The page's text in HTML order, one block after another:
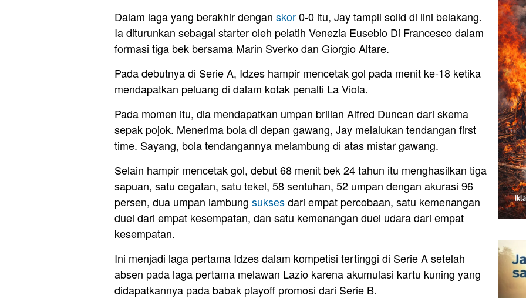
Dalam laga yang berakhir dengan skor0-0 itu, Jay tampil solid di lini belakang.
Ia diturunkan sebagai starter oleh pelatih Venezia Eusebio Di Francesco dalam
formasi tiga bek bersama Marin Sverko dan Giorgio Altare.
Pada debutnya di Serie A, Idzes hampir mencetak gol pada menit ke-18 ketika
mendapatkan peluang di dalam kotak penalti La Viola.
Pada momen itu, dia mendapatkan umpan brilian Alfred Duncan dari skema
sepak pojok. Menerima bola di depan gawang, Jay melalukan tendangan first
time. Sayang, bola tendangannya melambung di atas mistar gawang.
Selain hampir mencetak gol, debut 68 menit bek 24 tahun itu menghasilkan tiga
sapuan, satu cegatan, satu tekel, 58 sentuhan, 52 umpan dengan akurasi 96
persen, dua umpan lambung suksesdari empat percobaan, satu kemenangan
duel dari empat kesempatan, dan satu kemenangan duel udara dari empat
kesempatan.
Ini menjadi laga pertama Idzes dalam kompetisi tertinggi di Serie A setelah
absen pada laga pertama melawan Lazio karena akumulasi kartu kuning yang
didapatkannya pada babak playoff promosi dari Serie B.